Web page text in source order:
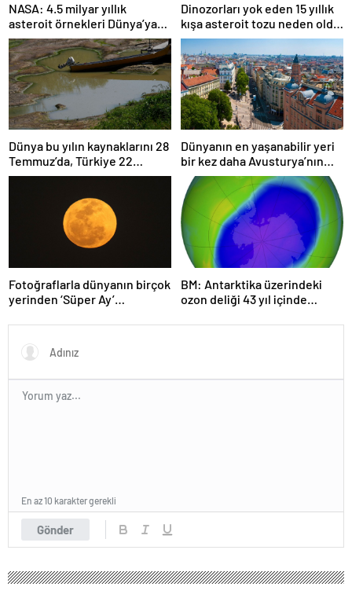
NASA: 4.5 milyar yıllık
asteroit örnekleri Dünya’ya
getirildi; yaşamın
başlangıcına ışık tutabilir
Dinozorları yok eden 15 yıllık
kışa asteroit tozu neden oldu
| Araştırma
Dünya bu yılın kaynaklarını 28
Temmuz’da, Türkiye 22
Haziran’da tüketti
Dünyanın en yaşanabilir yeri
bir kez daha Avusturya’nın
başkenti Viyana oldu
Fotoğraflarla dünyanın birçok
yerinden ‘Süper Ay’
BM: Antarktika üzerindeki
ozon deliği 43 yıl içinde
Gönder
En az 10 karakter gerekli